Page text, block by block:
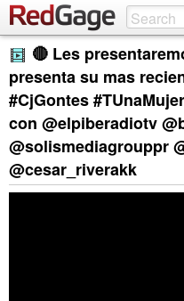
🔴 Les
presenta su mas
#CjGontes
con @elpiberadiotv
@solismediagrouppr
@cesar_riverakk